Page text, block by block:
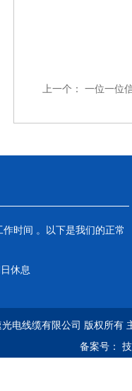
上一个： 一位一位
时间 。以下是我们的正常
休息
电线缆有限公司 版权所有
备案号：